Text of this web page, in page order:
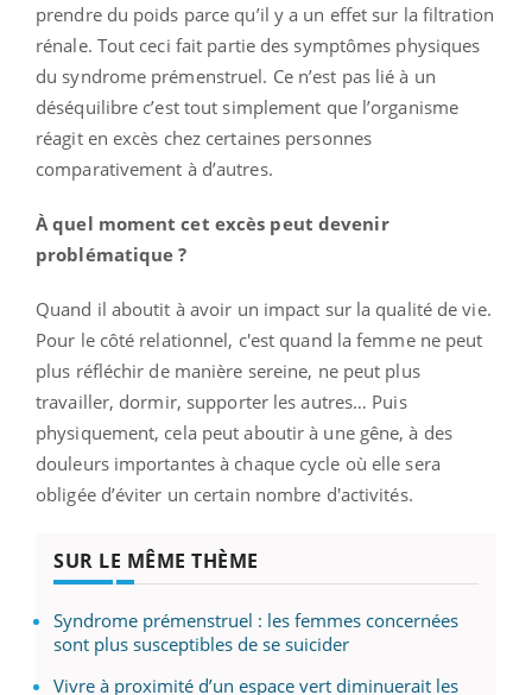
prendre du poids parce qu’il y a un effet sur la filtration
rénale. Tout ceci fait partie des symptômes physiques
du syndrome prémenstruel. Ce n’est pas lié à un
déséquilibre c’est tout simplement que l’organisme
réagit en excès chez certaines personnes
comparativement à d’autres.
À quel moment cet excès peut devenir
problématique ?
Quand il aboutit à avoir un impact sur la qualité de vie.
Pour le côté relationnel, c'est quand la femme ne peut
plus réfléchir de manière sereine, ne peut plus
travailler, dormir, supporter les autres… Puis
physiquement, cela peut aboutir à une gêne, à des
douleurs importantes à chaque cycle où elle sera
obligée d’éviter un certain nombre d'activités.
SUR LE MÊME THÈME
Syndrome prémenstruel : les femmes concernées
sont plus susceptibles de se suicider
Vivre à proximité d’un espace vert diminuerait les